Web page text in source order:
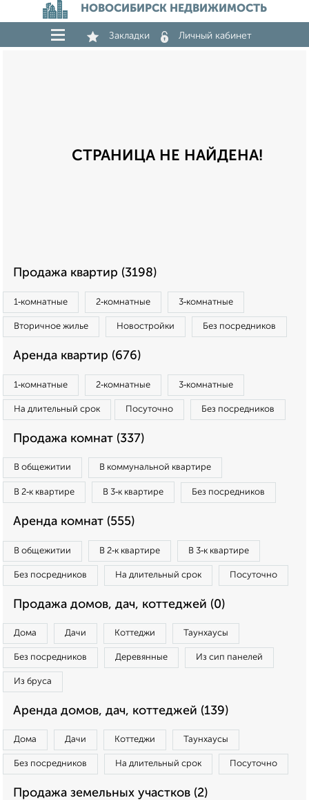
НОВОСИБИРСК НЕДВИЖИМОСТЬ
Закладки Личный кабинет
СТРАНИЦА НЕ НАЙДЕНА!
Продажа квартир (3198)
1‑комнатные 2‑комнатные 3‑комнатные
Вторичное жилье Новостройки Без посредников
Аренда квартир (676)
1‑комнатные 2‑комнатные 3‑комнатные
На длительный срок Посуточно Без посредников
Продажа комнат (337)
В общежитии В коммунальной квартире
В 2‑к квартире В 3‑к квартире Без посредников
Аренда комнат (555)
В общежитии В 2‑к квартире В 3‑к квартире
Без посредников На длительный срок Посуточно
Продажа домов, дач, коттеджей (0)
Дома Дачи Коттеджи Таунхаусы
Без посредников Деревянные Из сип панелей
Из бруса
Аренда домов, дач, коттеджей (139)
Дома Дачи Коттеджи Таунхаусы
Без посредников На длительный срок Посуточно
Продажа земельных участков (2)